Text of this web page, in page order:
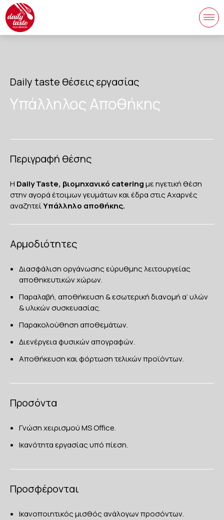
Daily taste θέσεις εργασίας
Yπάλληλος Αποθήκης
Περιγραφή θέσης
Η Daily Taste, βιομηχανικό cateringμε ηγετική θέση
στην αγορά έτοιμων γευμάτων και έδρα στις Αχαρνές
αναζητείΥπάλληλο αποθήκης.
Αρμοδιότητες
Διασφάλιση οργάνωσης εύρυθμης λειτουργείας
αποθηκευτικών χώρων.
Παραλαβή, αποθήκευση & εσωτερική διανομή α’ υλών
& υλικών συσκευασίας.
Παρακολούθηση αποθεμάτων.
Διενέργεια φυσικών απογραφών.
Αποθήκευση και φόρτωση τελικών προϊόντων.
Προσόντα
Γνώση χειρισμού MS Office.
Iκανότητα εργασίας υπό πίεση.
Προσφέρονται
Ικανοποιητικός μισθός ανάλογων προσόντων.